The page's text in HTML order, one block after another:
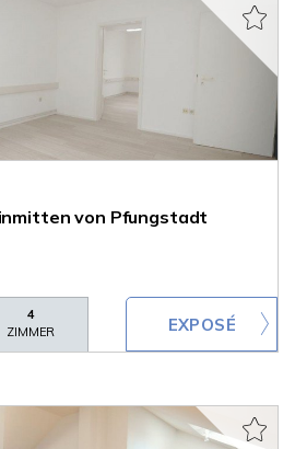
von Pfungstadt
4
ZIMMER